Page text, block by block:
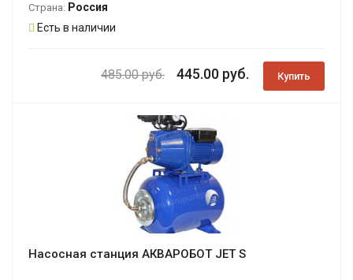
Страна: Россия
Есть в наличии
485.00 руб. 445.00 руб. Купить
Насосная станция АКВАРОБОТ JET S